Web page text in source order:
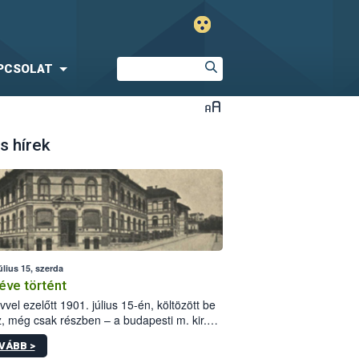
hírek
15, szerda
történt
ezelőtt 1901. július 15-én, költözött be
még csak részben – a budapesti m. kir.
állomás a Kis Rókus utca
alatti, Czigler Győző által tervezett új
>